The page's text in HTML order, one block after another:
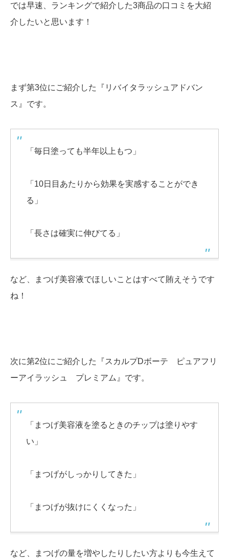
では早速、ランキングで紹介した3商品の口コミを大紹
介したいと思います！
まず第3位にご紹介した『リバイタラッシュアドバン
ス』です。
「毎日塗っても半年以上もつ」
「10日目あたりから効果を実感することができ
る」
「長さは確実に伸びてる」
など、まつげ美容液でほしいことはすべて賄えそうです
ね！
次に第2位にご紹介した『スカルプDボーテ ピュアフリ
ーアイラッシュ プレミアム』です。
「まつげ美容液を塗るときのチップは塗りやす
い」
「まつげがしっかりしてきた」
「まつげが抜けにくくなった」
など、まつげの量を増やしたりしたい方よりも今生えて